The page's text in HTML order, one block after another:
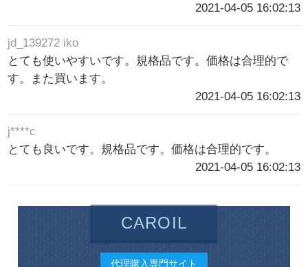
2021-04-05 16:02:13
jd_139272 iko
とても使いやすいです。規格品です。価格は合理的で
す。また買います。
2021-04-05 16:02:13
j****c
とても良いです。規格品です。価格は合理的です。
2021-04-05 16:02:13
CAROIL
代理購入専門サイト